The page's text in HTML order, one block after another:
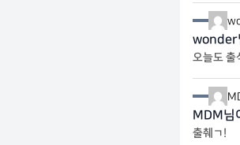
wonder
오늘도 출
MDM님
출췌ㄱ!